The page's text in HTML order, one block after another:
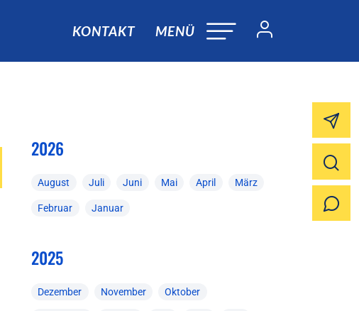
KONTAKT MENÜ
2026
August Juli Juni Mai April März
Februar Januar
2025
Dezember November Oktober